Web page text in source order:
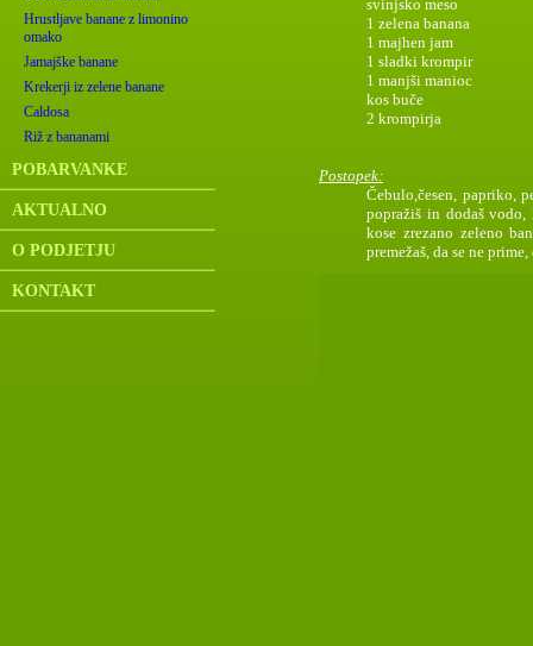
Hrustljave banane z limonino
omako
Jamajške banane
Krekerji iz zelene banane
Caldosa
Riž z bananami
POBARVANKE
AKTUALNO
O PODJETJU
KONTAKT
svinjsko meso
1 zelena banana
1 majhen jam
1 sladki krompir
1 manjši manioc
kos buče
2 krompirja
Postopek:
Čebulo,česen, papriko,
popražiš in dodaš
kose zrezano zeleno
premežaš, da se ne